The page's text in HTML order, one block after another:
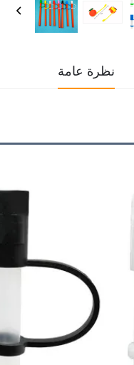
نظرة عامة